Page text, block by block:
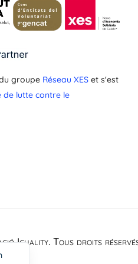
groupe Réseau XESet s'est
de lutte contre le
Iguality. Tous droits